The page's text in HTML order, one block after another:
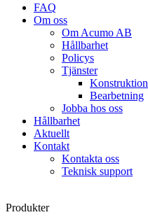
FAQ
Om oss
Om Acumo AB
Hållbarhet
Policys
Tjänster
Konstruktion
Bearbetning
Jobba hos oss
Hållbarhet
Aktuellt
Kontakt
Kontakta oss
Teknisk support
Produkter